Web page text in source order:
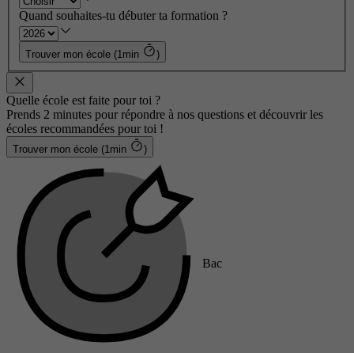
Quand souhaites-tu débuter ta formation ?
Trouver mon école (1min )
Quelle école est faite pour toi ?
Prends 2 minutes pour répondre à nos questions et découvrir les
écoles recommandées pour toi !
Trouver mon école (1min )
Bac